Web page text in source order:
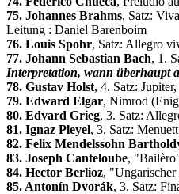
75. Johannes Brahms, Satz:
Leitung : Daniel Barenboim
76. Louis Spohr, Satz: Allegro
77. Johann Sebastian Bach, 1.
Interpretation, wann überhaupt
78. Gustav Holst, 4. Satz:
79. Edward Elgar, Nimrod
80. Edvard Grieg, 3. Satz:
81. Ignaz Pleyel, 3. Satz:
82. Felix Mendelssohn
83. Joseph Canteloube,
84. Hector Berlioz, "Ungarischer
85. Antonín Dvorák, 3. Satz: